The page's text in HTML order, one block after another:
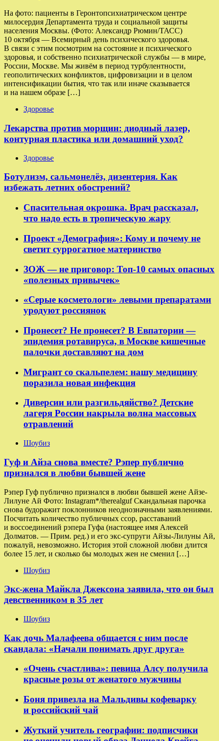
На фото: пациенты в Геронтопсихиатрическом центре
милосердия Департамента труда и социальной защиты
населения Москвы. (Фото: Александр Рюмин/ТАСС)
10 октября — Всемирный день психического здоровья.
В связи с этим посмотрим на состояние и психического
здоровья, и собственно психиатрической службы — в мире,
России, Москве. Мы живём в период турбулентности,
геополитических конфликтов, цифровизации и в целом
интенсификации бытия, что так или иначе сказывается
и на нашем образе […]
Здоровье
Лекарства против морщин: диодный лазер,
контурная пластика или домашний уход?
Здоровье
Ботулизм, сальмонелёз, дизентерия. Как
избежать летних обострений?
Спасительная окрошка. Врач рассказал,
что надо есть в тропическую жару
Проект «Демография»: Кому и почему не
светит суррогатное материнство
ЗОЖ — не приговор: Топ-10 самых опасных
«полезных привычек»
«Серые косметологи» левыми препаратами
уродуют россиянок
Пронесет? Не пронесет? В Евпатории —
эпидемия ротавируса, в Москве кишечные
палочки доставляют на дом
Мигрант со скальпелем: нашу медицину
поразила новая инфекция
Диверсии или разгильдяйство? Детские
лагеря России накрыла волна массовых
отравлений
Шоубиз
Гуф и Айза снова вместе? Рэпер публично
признался в любви бывшей жене
Рэпер Гуф публично признался в любви бывшей жене Айзе-
Лилуне Ай Фото: Instagram*/therealguf Скандальная парочка
снова будоражит поклонников неоднозначными заявлениями.
Посчитать количество публичных ссор, расставаний
и воссоединений рэпера Гуфа (настоящее имя Алексей
Долматов. — Прим. ред.) и его экс-супруги Айзы-Лилуны Ай,
пожалуй, невозможно. История этой сложной любви длится
более 15 лет, и сколько бы молодых жен не сменил […]
Шоубиз
Экс-жена Майкла Джексона заявила, что он был
девственником в 35 лет
Шоубиз
Как дочь Малафеева общается с ним после
скандала: «Начали понимать друг друга»
«Очень счастлива»: певица Алсу получила
красные розы от женатого мужчины
Боня привезла на Мальдивы кофеварку
и российский чай
Жуткий учитель географии: подписчики